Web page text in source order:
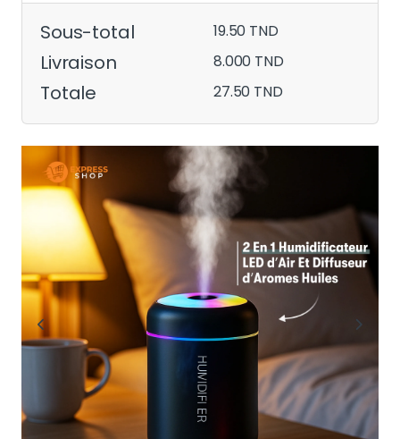
Sous-total 19.50 TND
Livraison 8.000 TND
Totale 27.50 TND